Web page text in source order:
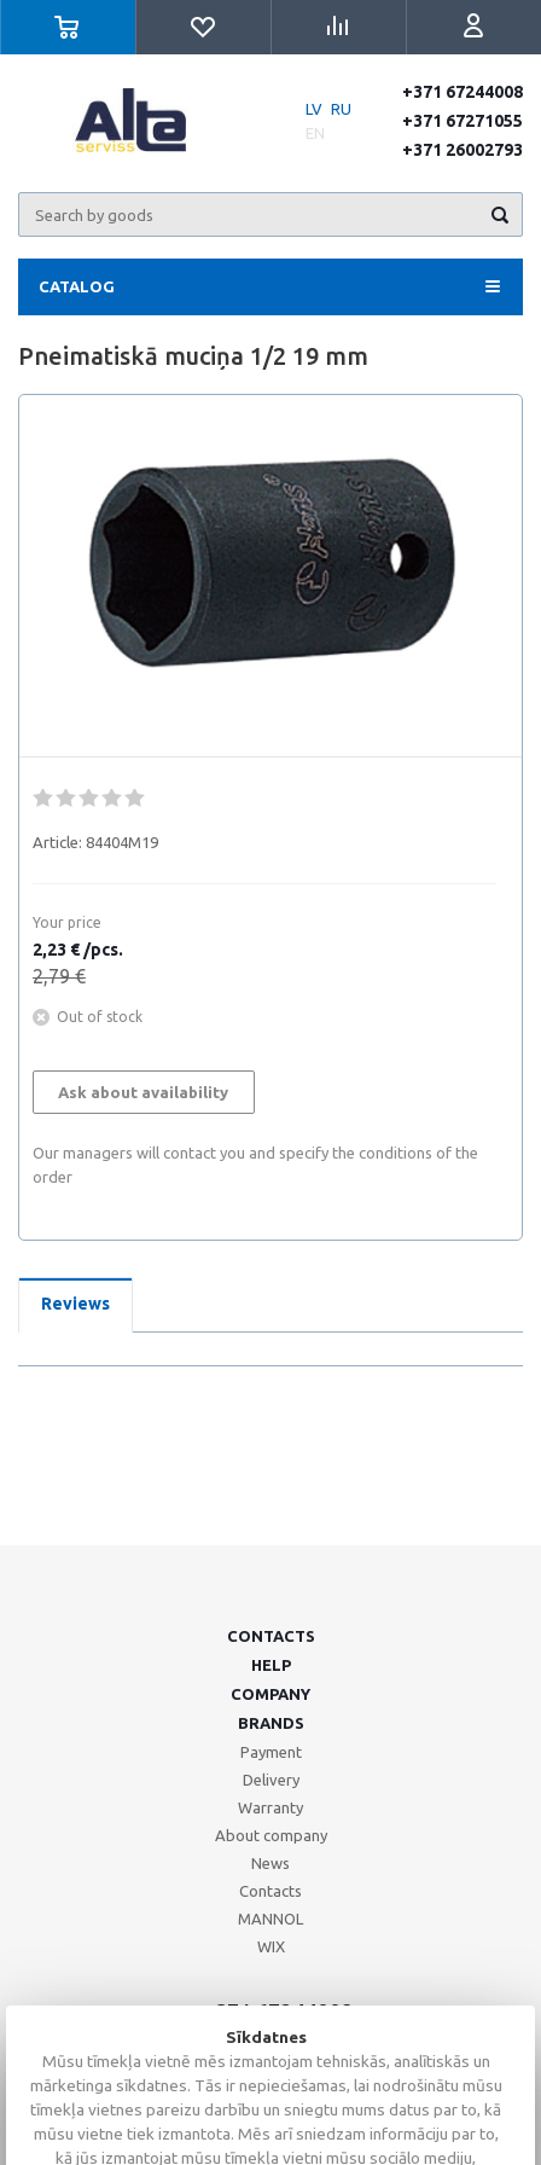
LV RU
EN
+371 67244008
+371 67271055
+371 26002793
CATALOG
Pneimatiskā muciņa 1/2 19 mm
Article: 84404M19
Your price
2,23 € /pcs.
2,79 €
Out of stock
Ask about availability
Our managers will contact you and specify the conditions of the
order
Reviews
CONTACTS
HELP
COMPANY
BRANDS
Payment
Delivery
Warranty
About company
News
Contacts
MANNOL
WIX
+371 67244008
+371 67271055
+371 26002793
Sīkdatnes
Mūsu tīmekļa vietnē mēs izmantojam tehniskās, analītiskās un
mārketinga sīkdatnes. Tās ir nepieciešamas, lai nodrošinātu mūsu
tīmekļa vietnes pareizu darbību un sniegtu mums datus par to, kā
mūsu vietne tiek izmantota. Mēs arī sniedzam informāciju par to,
kā jūs izmantojat mūsu tīmekļa vietni mūsu sociālo mediju,